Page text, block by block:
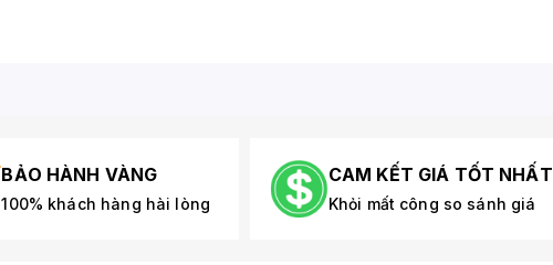
BẢO HÀNH VÀNG
100% khách hàng hài lòng
CAM KẾT GIÁ TỐT NHẤT
Khỏi mất công so sánh giá